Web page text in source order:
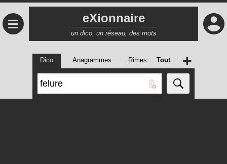
≡ eXionnaire
un dico, un réseau, des mots
Dico Anagrammes Rimes Tout +